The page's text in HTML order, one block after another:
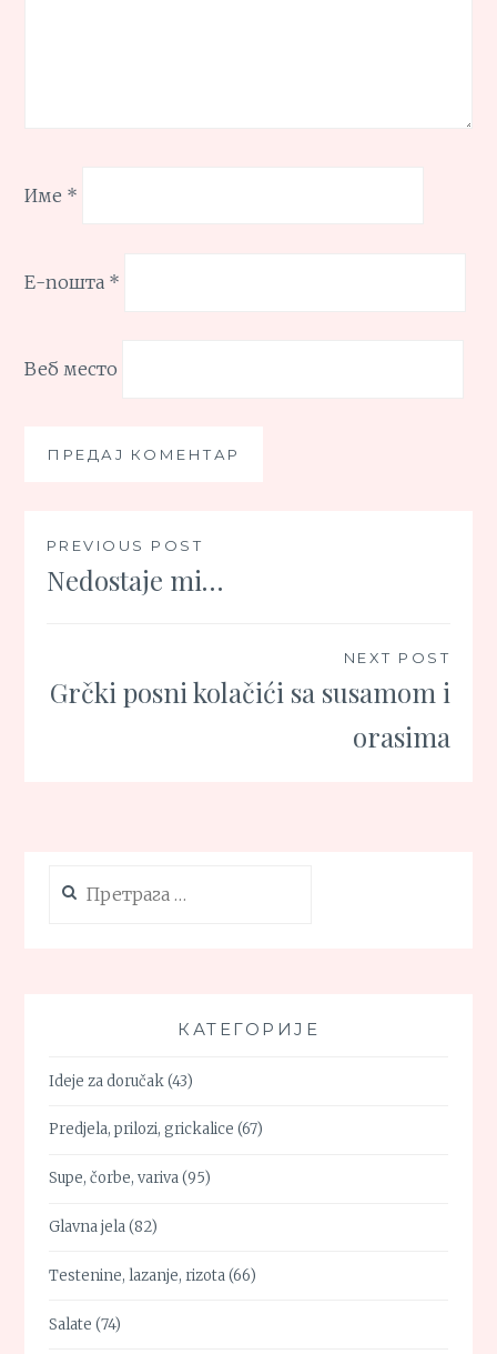
Име *
Е-пошта *
Веб место
Кретање
чланка
PREVIOUS POST
Nedostaje mi…
NEXT POST
Grčki posni kolačići sa susamom i
orasima
за:
КАТЕГОРИЈЕ
Ideje za doručak(43)
Predjela, prilozi, grickalice (67)
Supe, čorbe, variva(95)
Glavna jela(82)
Testenine, lazanje, rizota(66)
Salate (74)